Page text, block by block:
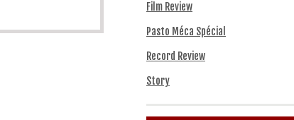
Film Review
Pasto Méca Spécial
Record Review
Story